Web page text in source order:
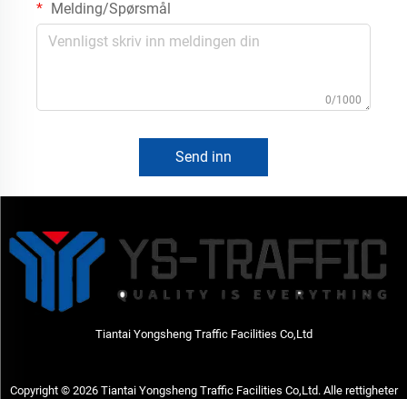
Melding/Spørsmål
0/1000
Send inn
Tiantai Yongsheng Traffic Facilities Co,Ltd
Copyright © 2026 Tiantai Yongsheng Traffic Facilities Co,Ltd. Alle rettigheter